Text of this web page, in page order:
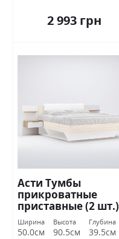
2 993 грн
Асти Тумбы
прикроватные
приставные (2 шт.)
Дуб крафт / белый
глянец Миромарк
Ширина
50.0см
Высота
90.5см
Глубина
39.5см